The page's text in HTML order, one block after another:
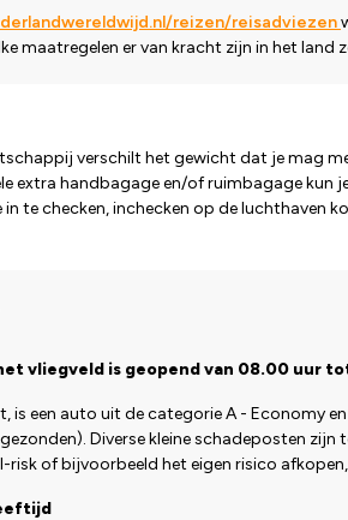
reizen/reisadviezen
maatregelen er van kracht zijn in het land
verschilt het gewicht dat je mag
extra handbagage en/of ruimbagage
te checken, inchecken op de luchthaven
vliegveld is geopend van 08.00 uur
is een auto uit de categorie A - Economy
Diverse kleine schadeposten
risk of bijvoorbeeld het eigen risico